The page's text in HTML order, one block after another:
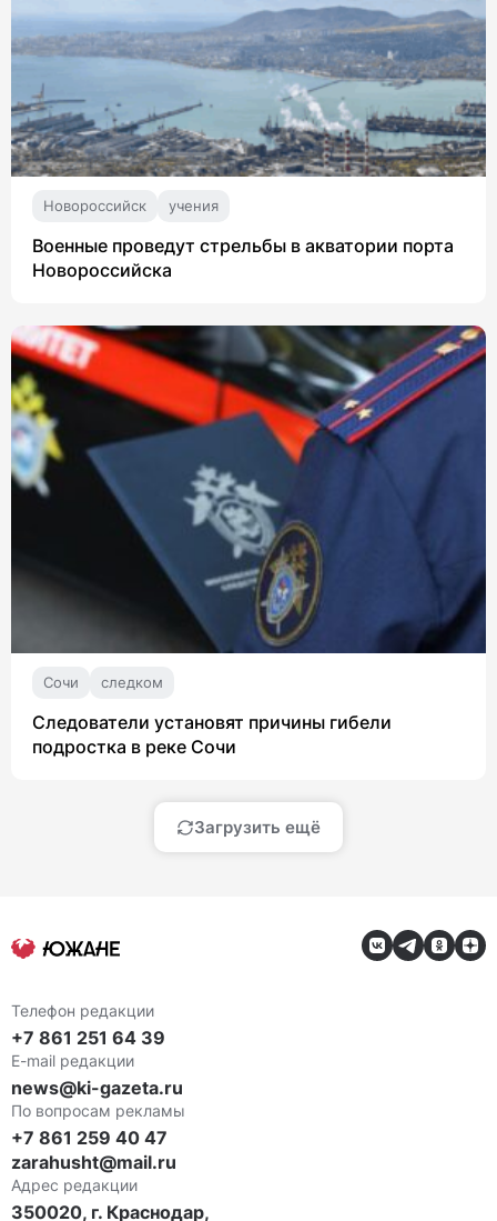
Новороссийск учения
Военные проведут стрельбы в акватории порта
Новороссийска
Сочи следком
Следователи установят причины гибели
подростка в реке Сочи
Загрузить ещё
Телефон редакции
+7 861 251 64 39
E-mail редакции
news@ki-gazeta.ru
По вопросам рекламы
+7 861 259 40 47
zarahusht@mail.ru
Адрес редакции
350020, г. Краснодар,